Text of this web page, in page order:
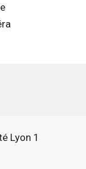
Lyon 1